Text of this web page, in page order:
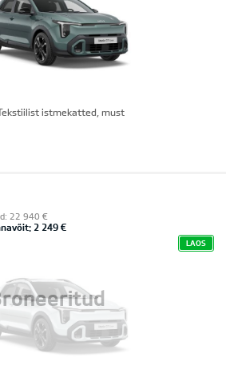
istmekatted, must
22 940 €
2 249 €
LAOS